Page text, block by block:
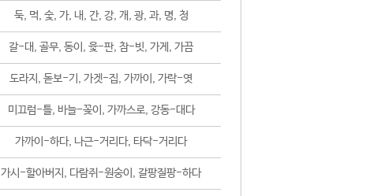
둑, 먹, 숯, 가, 내, 간, 강, 개, 광, 과, 명, 청
갈-대, 골무, 동이, 윷-판, 참-빗, 가게, 가끔
도라지, 돋보-기, 가겟-집, 가까이, 가락-엿
미끄럼-틀, 바늘-꽂이, 가까스로, 강동-대다
가까이-하다, 나근-거리다, 타닥-거리다
가시-할아버지, 다람쥐-원숭이, 갈팡질팡-하다